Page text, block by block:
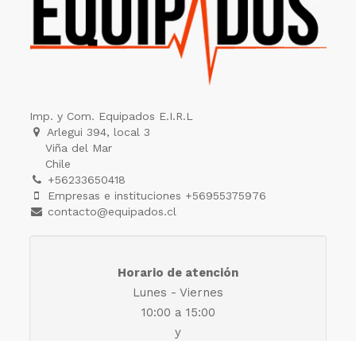
Imp. y Com. Equipados E.I.R.L
Arlegui 394, local 3
Viña del Mar
Chile
+56233650418
Empresas e instituciones +56955375976
contacto@equipados.cl
Horario de atención
Lunes - Viernes
10:00 a 15:00
y